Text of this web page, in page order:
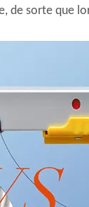
de sorte que